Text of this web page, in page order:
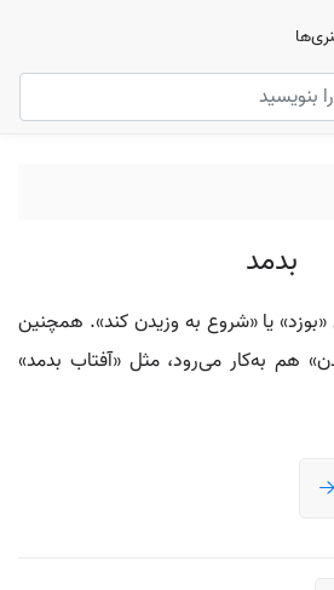
بدمد
یا «شروع به وزیدن کند». همچنین
هم به‌کار می‌رود، مثل «آفتاب بدمد»